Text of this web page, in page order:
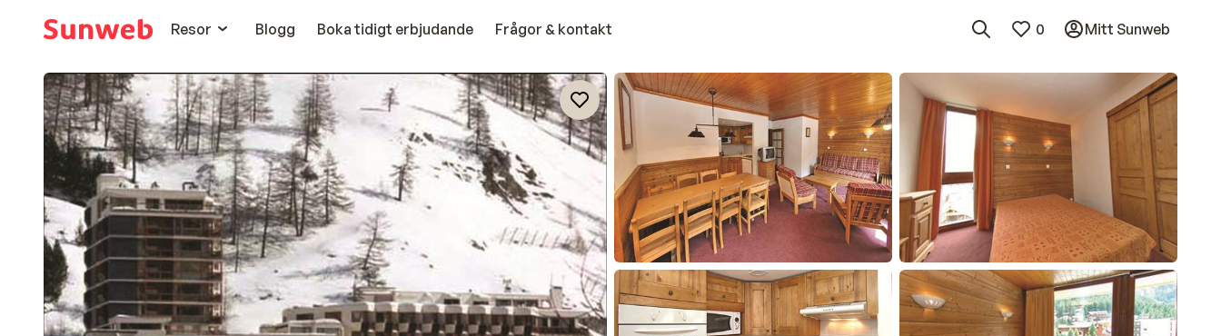
Resor
Blogg Boka tidigt erbjudande Frågor & kontakt 0 Mitt Sunweb